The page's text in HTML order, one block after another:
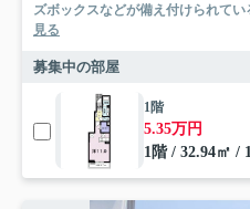
ズボックスなどが備え付けられて
見る
募集中の部屋
1階
5.35万円
1階 / 32.94㎡ /